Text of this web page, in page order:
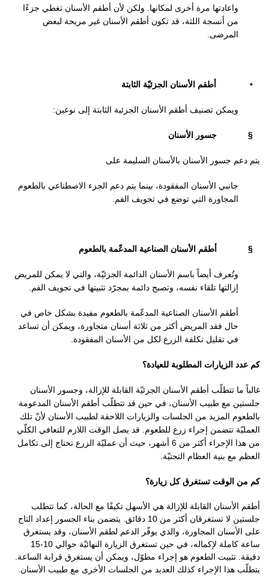
واعادتها مرة أخرى لمكانها. ولكن لأن أطقم الأسنان تغطي جزءًا
من أنسجة اللثة، قد تكون أطقم الأسنان غير مريحة لبعض
المرضى.
• أطقم الأسنان الجزئيّة الثابتة
ويمكن تصنيف أطقم الأسنان الجزئية الثابتة إلى نوعين:
§ جسور الأسنان
يتم دعم جسور الأسنان بالأسنان السليمة على
جانبي الأسنان المفقودة، بينما يتم دعم الجزء الاصطناعي بالطعوم
المجاورة التي توضع في تجويف الفم.
§ أطقم الأسنان الصناعية المدعّمة بالطعوم
وتُعرف أيضاً باسم الأسنان الدائمة الجزئيّة، والتي لا يمكن للمريض
إزالتها تلقاء نفسه، وتصبح دائمة بمجرّد تثبيتها في تجويف الفم.
أطقم الأسنان الصناعية المدعّمة بالطعوم مفيدة بشكل خاص في
حال فقد المريض أكثر من ثلاثة أسنان متجاورة، ويمكن أن تساعد
في تقليل تكلفة الزرع لكل من الأسنان المفقودة.
كم عدد الزيارات المطلوبة للعيادة؟
غالباً ما تتطلّب أطقم الأسنان الجزئيّة القابلة للإزالة، وجسور الأسنان
جلستين مع طبيب الأسنان، في حين قد تتطلّب أطقم الأسنان المدعومة
بالطعوم المزيد من الجلسات والزيارات اللاحقة لطبيب الأسنان لأنّ تلك
العمليّة تتضمن إجراء زرع للطعوم. قد يصل الوقت اللازم للتعافي الكلّي
من هذا الإجراء أكثر من 6 أشهر، حيث أن عمليّة الزرع تحتاج إلى تكامل
العظم مع بنية العظام التحتيّة.
كم من الوقت تستغرق كل زيارة؟
أطقم الأسنان القابلة للإزالة هي الأسهل تكيفًا مع الحالة، كما تتطلب
جلستين لا تستغرقان أكثر من 10 دقائق. يتضمن بناء الجسور إعداد التاج
على الأسنان المجاورة، والذي يوفّر الدعم لطقم الأسنان، وقد يستغرق
ساعة كاملة لإكماله، في حين تستغرق الزيارة النهائيّة حوالي 10-15
دقيقة. تثبيت الطعوم هو إجراء مطوّل، ويمكن أن يستغرق قرابة الساعة.
يتطلّب هذا الإجراء كذلك العديد من الجلسات الأخرى مع طبيب الأسنان.